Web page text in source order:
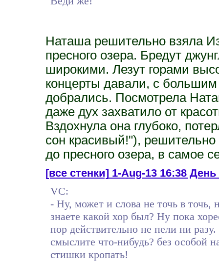
Наташа решительно взяла
пресного озера. Бредут
широкими. Лезут горами
концерты давали, с большим
добрались. Посмотрела
даже дух захватило от
Вздохнула она глубоко,
сон красивый!"),
до пресного озера, в самое
[все стенки]1-Aug-13 16:38 День
VC:
- Ну, может и слова не точь в
знаете какой хор был? Ну пока
пор действительно не пели ни
смыслите что-нибудь? без
стишки кропать!